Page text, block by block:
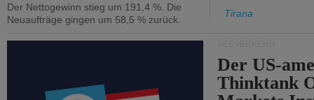
Der Nettogewinn stieg um 191,4 %. Die
Neuaufträge gingen um 58,5 % zurück.
Tirana
Der US-
Thinktank